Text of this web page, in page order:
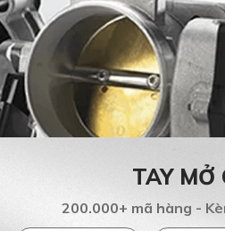
TAY MỞ
200.000+ mã hàng -